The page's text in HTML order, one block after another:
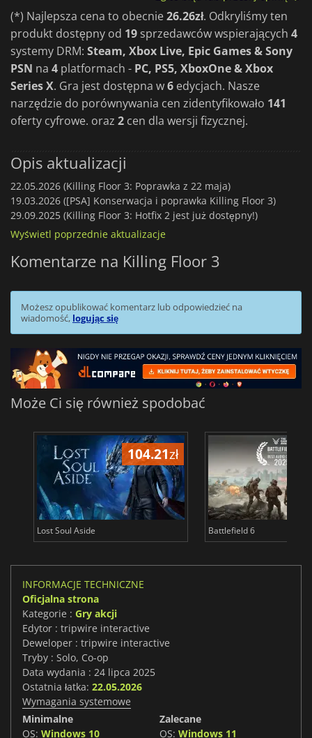
(*) Najlepsza cena to obecnie26.26zł. Odkryliśmy ten
produkt dostępny od 19 sprzedawców wspierających 4
systemy DRM: Steam, Xbox Live, Epic Games & Sony
PSN na 4 platformach - PC, PS5, XboxOne & Xbox
Series X. Gra jest dostępna w6 edycjach. Nasze
narzędzie do porównywania cen zidentyfikowało 141
oferty cyfrowe. oraz 2 cen dla wersji fizycznej.
Opis aktualizacji
22.05.2026 (Killing Floor 3: Poprawka z 22 maja)
19.03.2026 ([PSA] Konserwacja i poprawka Killing Floor 3)
29.09.2025 (Killing Floor 3: Hotfix 2 jest już dostępny!)
Wyświetl poprzednie aktualizacje
Komentarze na Killing Floor 3
Możesz opublikować komentarz lub odpowiedzieć na
wiadomość, logując się
Może Ci się również spodobać
104.21zł
Lost Soul Aside Battlefield 6
INFORMACJE TECHNICZNE
Oficjalna strona
Kategorie : Gry akcji
Edytor : tripwire interactive
Deweloper : tripwire interactive
Tryby : Solo, Co-op
Data wydania : 24 lipca 2025
Ostatnia łatka: 22.05.2026
Wymagania systemowe
Minimalne
OS: Windows 10
Zalecane
OS: Windows 11